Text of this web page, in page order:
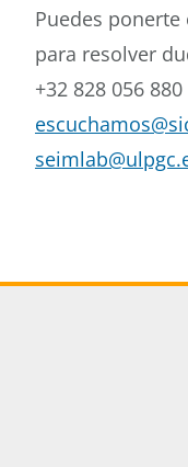
Puedes ponerte
para resolver
+32 828 056